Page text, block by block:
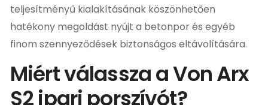
teljesítményű kialakításának köszönhetően
hatékony megoldást nyújt a betonpor és egyéb
finom szennyeződések biztonságos eltávolítására.
Miért válassza a Von Arx
S2 ipari porszívót?